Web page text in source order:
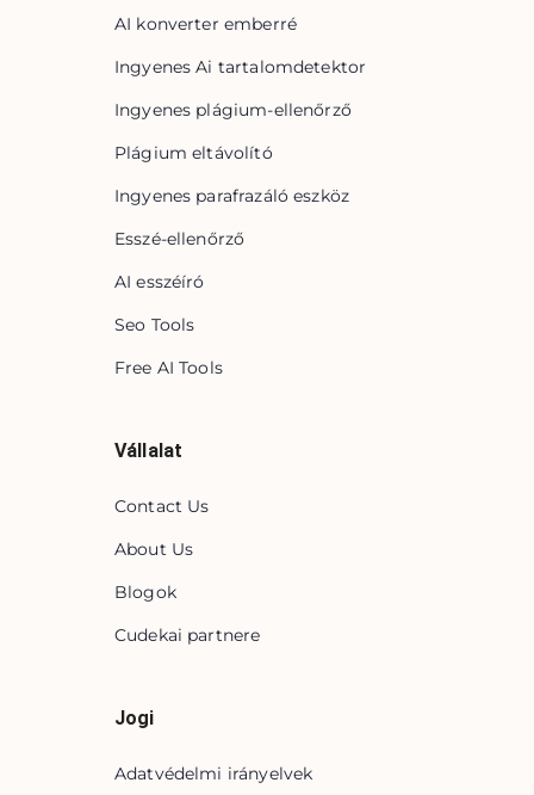
AI konverter emberré
Ingyenes Ai tartalomdetektor
Ingyenes plágium-ellenőrző
Plágium eltávolító
Ingyenes parafrazáló eszköz
Esszé-ellenőrző
AI esszéíró
Seo Tools
Free AI Tools
Vállalat
Contact Us
About Us
Blogok
Cudekai partnere
Jogi
Adatvédelmi irányelvek